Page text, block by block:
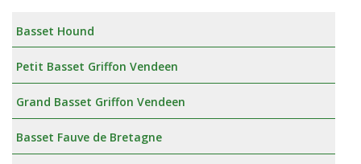
Basset Hound
Petit Basset Griffon Vendeen
Grand Basset Griffon Vendeen
Basset Fauve de Bretagne